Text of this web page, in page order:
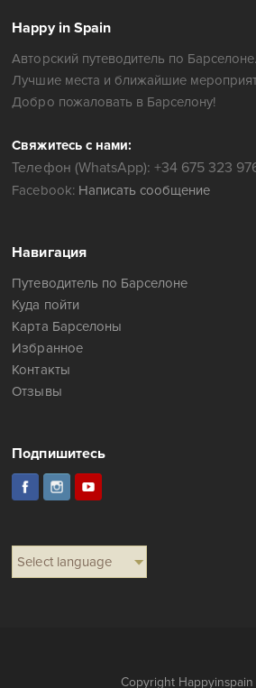
Happy in Spain
Авторский путеводитель по Барселоне.
Лучшие места и ближайшие
Добро пожаловать в Барселону!
Свяжитесь с нами:
Телефон (WhatsApp): +34 675 323
Facebook: Написать сообщение
Навигация
Путеводитель по Барселоне
Куда пойти
Карта Барселоны
Избранное
Контакты
Отзывы
Подпишитесь
Select language
Copyright Happyinspain